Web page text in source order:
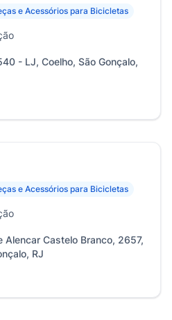
e Acessórios para Bicicletas
- LJ, Coelho, São Gonçalo,
e Acessórios para Bicicletas
Alencar Castelo Branco, 2657,
RJ